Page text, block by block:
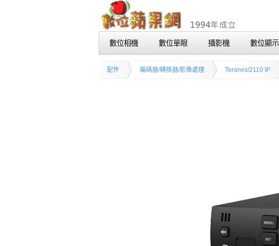
數位相機 數位單眼 攝影機 數位顯示
配件 編碼器/轉換器/影像處理 Teranex/2110 IP